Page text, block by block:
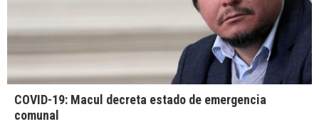
COVID-19: Macul decreta estado de emergencia
comunal